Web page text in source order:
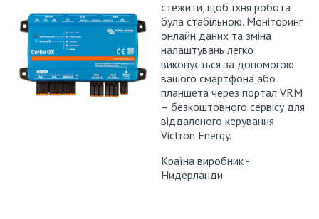
стежити, щоб їхня робота
була стабільною. Моніторинг
онлайн даних та зміна
налаштувань легко
виконується за допомогою
вашого смартфона або
планшета через портал VRM
– безкоштовного сервісу для
віддаленого керування
Victron Energy.
Країна виробник -
Нидерланди